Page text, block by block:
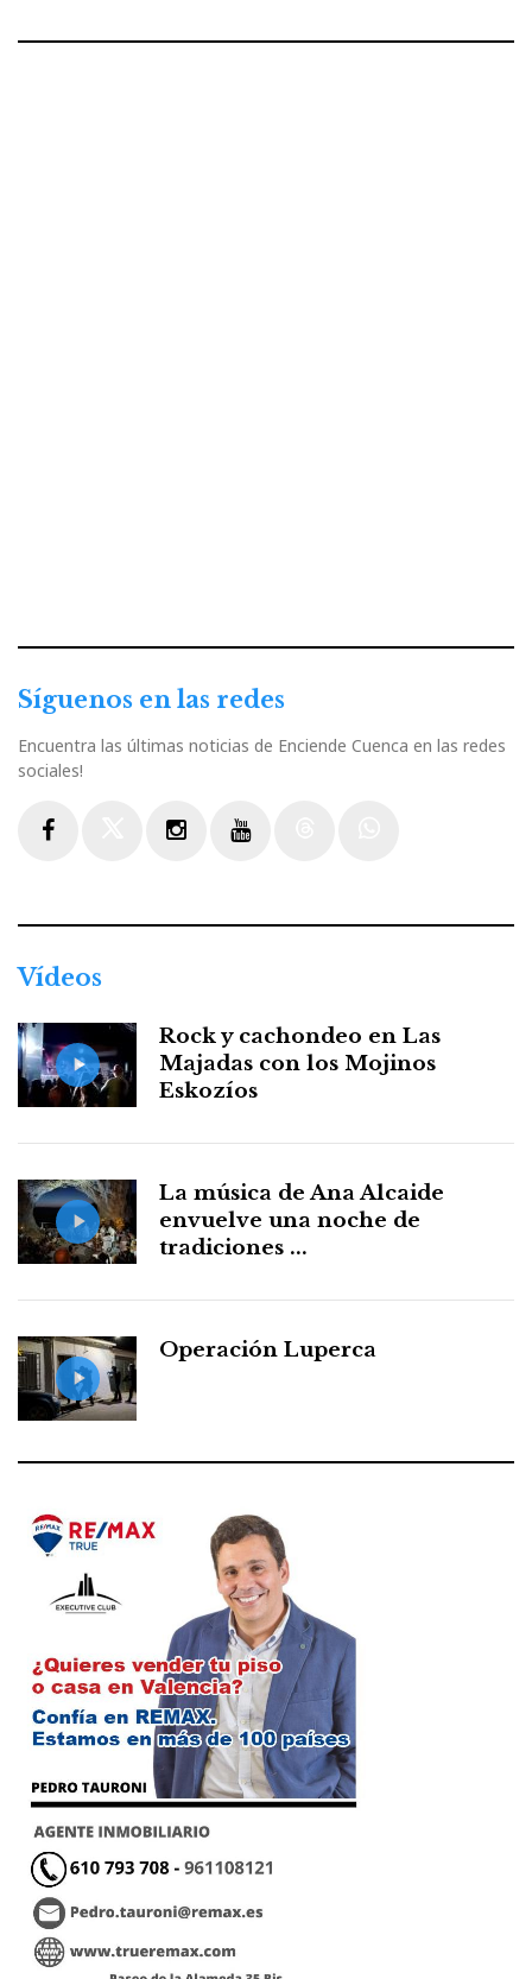
Síguenos en las redes
Encuentra las últimas noticias de Enciende Cuenca en las redes
sociales!
Vídeos
Rock y cachondeo en Las
Majadas con los Mojinos
Eskozíos
La música de Ana Alcaide
envuelve una noche de
tradiciones ...
Operación Luperca